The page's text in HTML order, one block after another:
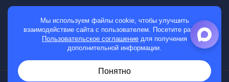
МАГАЗИН
Мужские часы
Мы используем файлы cookie, чтобы улучшить
взаимодействие сайта с пользователем. Посетите раздел
Пользовательское соглашение для получения
дополнительной информации.
Понятно